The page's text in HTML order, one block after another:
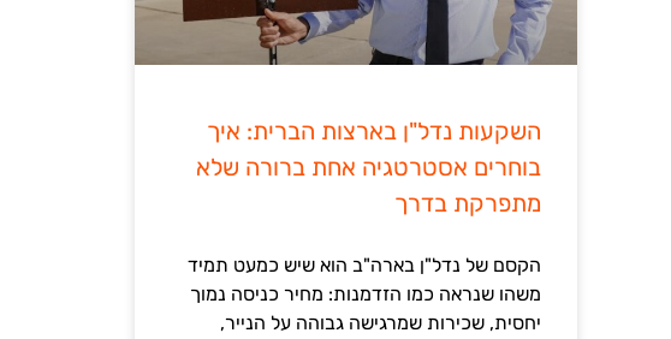
השקעות נדל"ן בארצות הברית: איך
בוחרים אסטרטגיה אחת ברורה שלא
מתפרקת בדרך
הקסם של נדל"ן בארה"ב הוא שיש כמעט תמיד
משהו שנראה כמו הזדמנות: מחיר כניסה נמוך
יחסית, שכירות שמרגישה גבוהה על הנייר,